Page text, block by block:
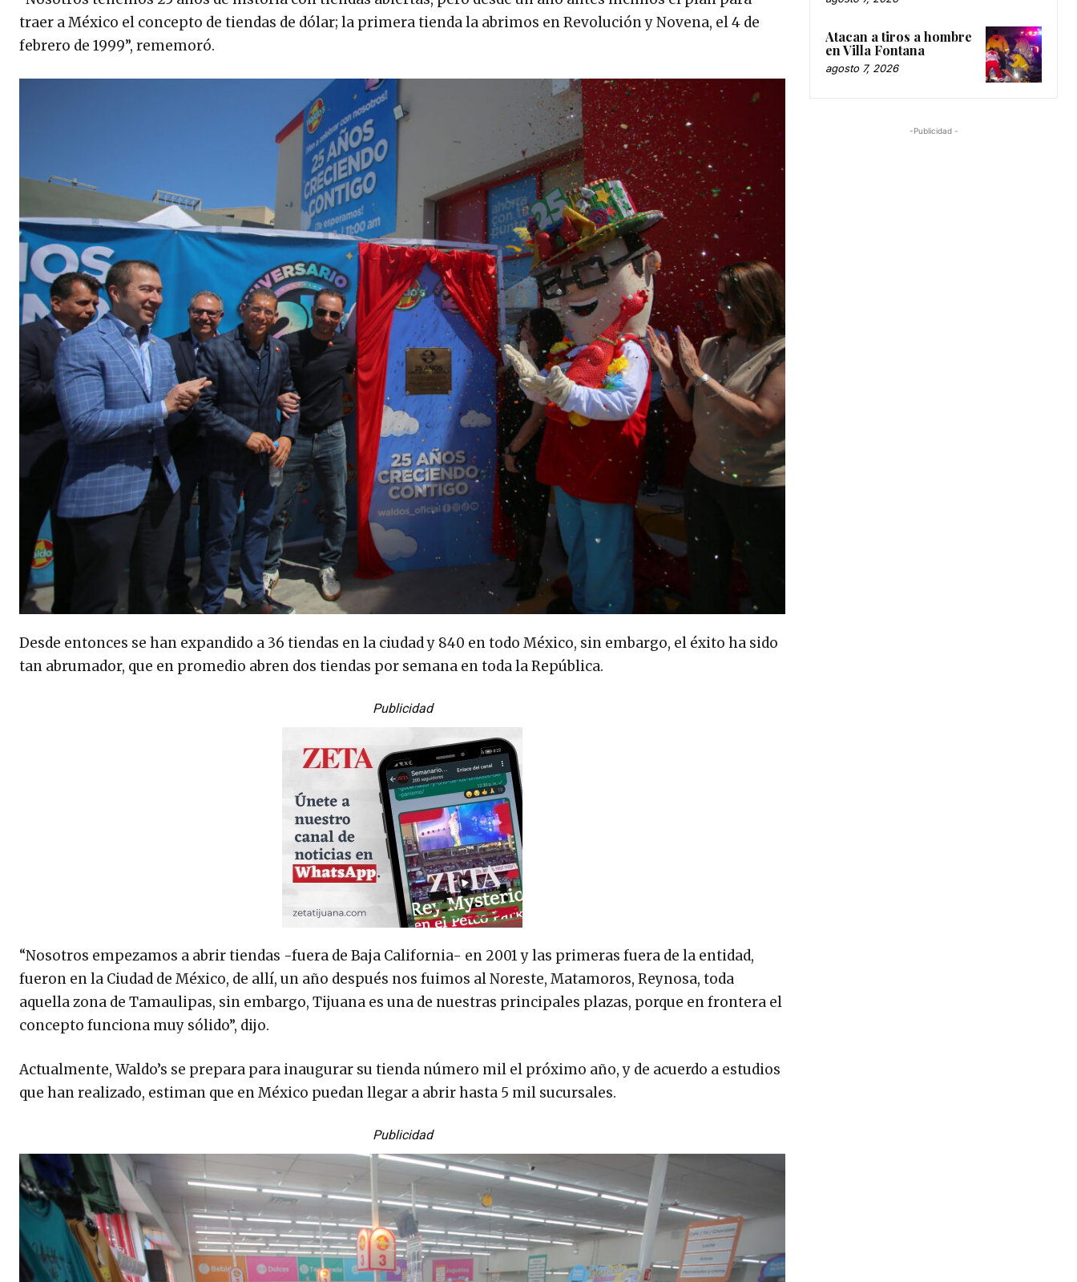
traer a México el concepto de tiendas de dólar; la primera tienda la abrimos en Revolución y Novena, el 4 de
febrero de 1999”, rememoró.
Desde entonces se han expandido a 36 tiendas en la ciudad y 840 en todo México, sin embargo, el éxito ha sido
tan abrumador, que en promedio abren dos tiendas por semana en toda la República.
Publicidad
“Nosotros empezamos a abrir tiendas -fuera de Baja California- en 2001 y las primeras fuera de la entidad,
fueron en la Ciudad de México, de allí, un año después nos fuimos al Noreste, Matamoros, Reynosa, toda
aquella zona de Tamaulipas, sin embargo, Tijuana es una de nuestras principales plazas, porque en frontera el
concepto funciona muy sólido”, dijo.
Actualmente, Waldo’s se prepara para inaugurar su tienda número mil el próximo año, y de acuerdo a estudios
que han realizado, estiman que en México puedan llegar a abrir hasta 5 mil sucursales.
Publicidad
Atacan a tiros a hombre
en Villa Fontana
agosto 7, 2026
-Publicidad -